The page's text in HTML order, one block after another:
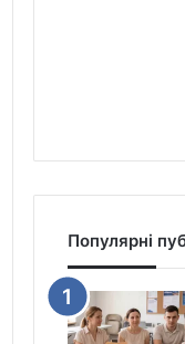
Популярні